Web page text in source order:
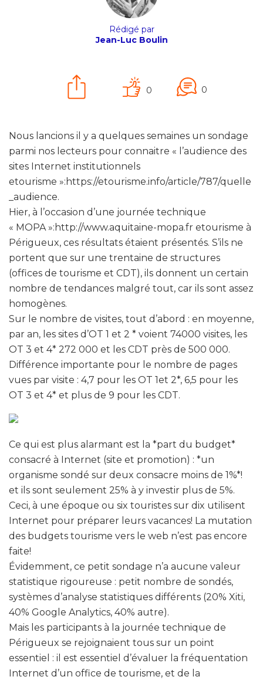
Rédigé par
Jean-Luc Boulin
0 0
Nous lancions il y a quelques semaines un sondage
parmi nos lecteurs pour connaitre « l’audience des
sites Internet institutionnels
etourisme »:https://etourisme.info/article/787/quelle
_audience.
Hier, à l’occasion d’une journée technique
« MOPA »:http://www.aquitaine-mopa.fr etourisme à
Périgueux, ces résultats étaient présentés. S’ils ne
portent que sur une trentaine de structures
(offices de tourisme et CDT), ils donnent un certain
nombre de tendances malgré tout, car ils sont assez
homogènes.
Sur le nombre de visites, tout d’abord : en moyenne,
par an, les sites d’OT 1 et 2 * voient 74000 visites, les
OT 3 et 4* 272 000 et les CDT près de 500 000.
Différence importante pour le nombre de pages
vues par visite : 4,7 pour les OT 1et 2*, 6,5 pour les
OT 3 et 4* et plus de 9 pour les CDT.
Ce qui est plus alarmant est la *part du budget*
consacré à Internet (site et promotion) : *un
organisme sondé sur deux consacre moins de 1%*!
et ils sont seulement 25% à y investir plus de 5%.
Ceci, à une époque ou six touristes sur dix utilisent
Internet pour préparer leurs vacances! La mutation
des budgets tourisme vers le web n’est pas encore
faite!
Évidemment, ce petit sondage n’a aucune valeur
statistique rigoureuse : petit nombre de sondés,
systèmes d’analyse statistiques différents (20% Xiti,
40% Google Analytics, 40% autre).
Mais les participants à la journée technique de
Périgueux se rejoignaient tous sur un point
essentiel : il est essentiel d’évaluer la fréquentation
Internet d’un office de tourisme, et de la